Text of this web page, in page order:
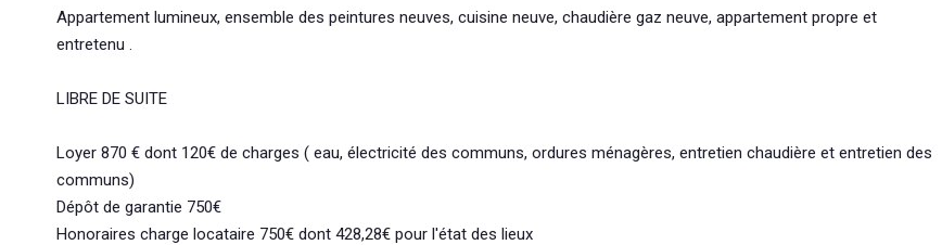
Appartement lumineux, ensemble des peintures neuves, cuisine neuve, chaudière gaz neuve, appartement propre et
entretenu .
LIBRE DE SUITE
Loyer 870 € dont 120€ de charges ( eau, électricité des communs, ordures ménagères, entretien chaudière et entretien des
communs)
Dépôt de garantie 750€
Honoraires charge locataire 750€ dont 428,28€ pour l'état des lieux